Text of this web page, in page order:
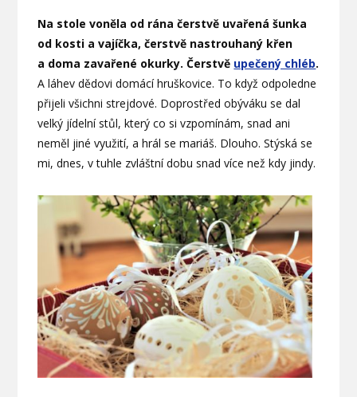
Na stole voněla od rána čerstvě uvařená šunka
od kosti a vajíčka, čerstvě nastrouhaný křen
a doma zavařené okurky. Čerstvě upečený chléb.
A láhev dědovi domácí hruškovice. To když odpoledne
přijeli všichni strejdové. Doprostřed obýváku se dal
velký jídelní stůl, který co si vzpomínám, snad ani
neměl jiné využití, a hrál se mariáš. Dlouho. Stýská se
mi, dnes, v tuhle zvláštní dobu snad více než kdy jindy.